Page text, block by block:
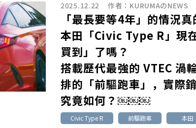
2025.12.22 作者： KURUMAのNEWS
「最長要等4年」的情況
本田「Civic Type R」現
買到」了嗎？
搭載歷代最強的 VTEC 渦
排的「前驅跑車」，實際
究竟如何？￼￼￼
Civic Type R 前驅跑車 本田